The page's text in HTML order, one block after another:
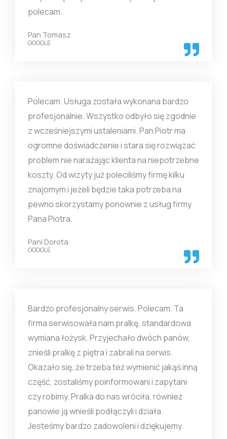
polecam.
Pan Tomasz
GOOGLE
Polecam. Usługa została wykonana bardzo
profesjonalnie. Wszystko odbyło się zgodnie
z wcześniejszymi ustaleniami. Pan Piotr ma
ogromne doświadczenie i stara się rozwiązać
problem nie narażając klienta na niepotrzebne
koszty. Od wizyty już poleciliśmy firmę kilku
znajomym i jeżeli będzie taka potrzeba na
pewno skorzystamy ponownie z usług firmy
Pana Piotra.
Pani Dorota
GOOGLE
Bardzo profesjonalny serwis. Polecam. Ta
firma serwisowała nam pralkę, standardowa
wymiana łożysk. Przyjechało dwóch panów,
znieśli pralkę z piętra i zabrali na serwis.
Okazało się, że trzeba też wymienić jakąś inną
część, zostaliśmy poinformowani i zapytani
czy robimy. Pralka do nas wróciła, również
panowie ją wnieśli podłączyli i działa.
Jesteśmy bardzo zadowoleni i dziękujemy.